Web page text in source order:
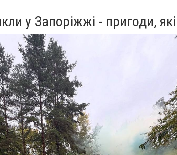
у Запоріжжі - пригоди,